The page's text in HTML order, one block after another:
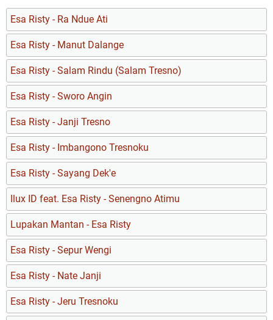
Esa Risty - Ra Ndue Ati
Esa Risty - Manut Dalange
Esa Risty - Salam Rindu (Salam Tresno)
Esa Risty - Sworo Angin
Esa Risty - Janji Tresno
Esa Risty - Imbangono Tresnoku
Esa Risty - Sayang Dek'e
Ilux ID feat. Esa Risty - Senengno Atimu
Lupakan Mantan - Esa Risty
Esa Risty - Sepur Wengi
Esa Risty - Nate Janji
Esa Risty - Jeru Tresnoku